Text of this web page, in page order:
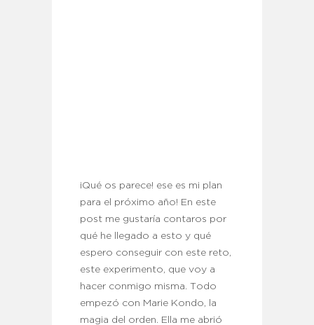
¡Qué os parece! ese es mi plan
para el próximo año! En este
post me gustaría contaros por
qué he llegado a esto y qué
espero conseguir con este reto,
este experimento, que voy a
hacer conmigo misma. Todo
empezó con Marie Kondo, la
magia del orden. Ella me abrió